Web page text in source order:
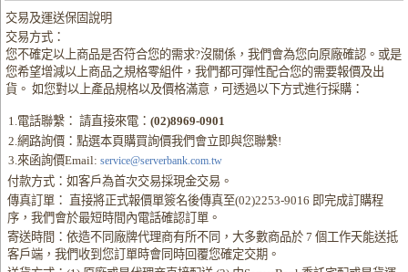
交易及運送保固說明
交易方式：
您不確定以上商品是否符合您的需求?沒關係，我們會為您向原廠確認。或是
您希望增減以上商品之規格零組件，我們都可彈性配合您的需要報價及出
貨。 如您對以上產品規格以及價格滿意，可透過以下方式進行採購：
1.電話聯繫： 請直接來電：(02)8969-0901
2.網路詢價：點選本頁購買詢價我們會立即與您聯繫!
3.來函詢價Email: service@serverbank.com.tw
付款方式：如客戶為首次交易採現金交易。
傳真訂單： 直接將正式報價單簽名後傳真至(02)2253-9016 即完成訂購程
序，我們會於最短時間內電話確認訂單。
寄送時間：依造不同廠牌代理商有所不同，大多數商品於 7 個工作天能送抵
客戶端，我們收到您訂單時會同時回覆您確定交期。